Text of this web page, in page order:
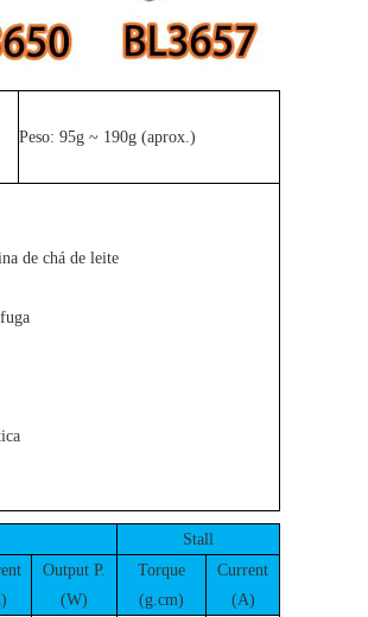
Peso: 95g ~ 190g (aprox.)
de chá de leite
Stall
Output P.
(W)
Torque
(g.cm)
Current
(A)